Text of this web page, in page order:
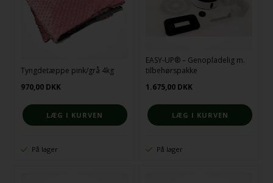
Tyngdetæppe pink/grå 4kg
970,00 DKK
På lager
EASY-UP® – Genopladelig m.
tilbehørspakke
1.675,00 DKK
På lager